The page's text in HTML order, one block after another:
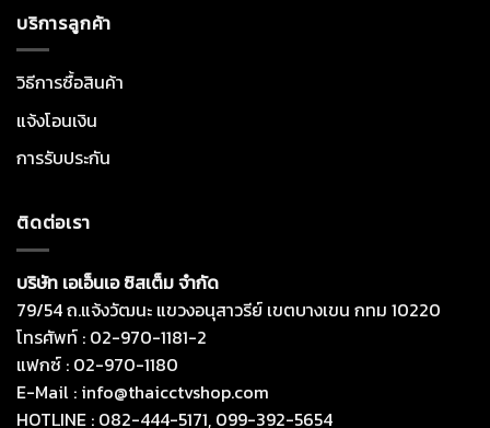
บริการลูกค้า
วิธีการซื้อสินค้า
แจ้งโอนเงิน
การรับประกัน
ติดต่อเรา
บริษัท เอเอ็นเอ ซิสเต็ม จำกัด
79/54 ถ.แจ้งวัฒนะ แขวงอนุสาวรีย์ เขตบางเขน กทม 10220
โทรศัพท์ : 02-970-1181-2
แฟกซ์ : 02-970-1180
E-Mail : info@thaicctvshop.com
HOTLINE : 082-444-5171, 099-392-5654